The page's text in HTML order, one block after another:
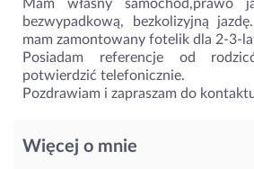
Mam własny
bezwypadkową, bezkolizyjną
mam zamontowany fotelik dla 2-3-
Posiadam referencje od
potwierdzić telefonicznie.
Pozdrawiam i zapraszam do
Więcej o mnie